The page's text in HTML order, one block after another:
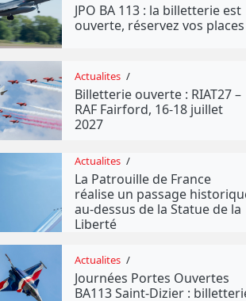
JPO BA 113 : la billetterie est
ouverte, réservez vos places
Actualites /
Billetterie ouverte : RIAT27 –
RAF Fairford, 16-18 juillet
2027
Actualites /
La Patrouille de France
réalise un passage
au-dessus de la Statue de la
Liberté
Actualites /
Journées Portes Ouvertes
BA113 Saint-Dizier :